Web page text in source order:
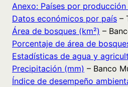
Anexo: Países por producción
Datos económicos por país –
Área de bosques (km²) –
Porcentaje de área de
Estadísticas de agua y
Precipitación (mm) – Banco
Índice de desempeño